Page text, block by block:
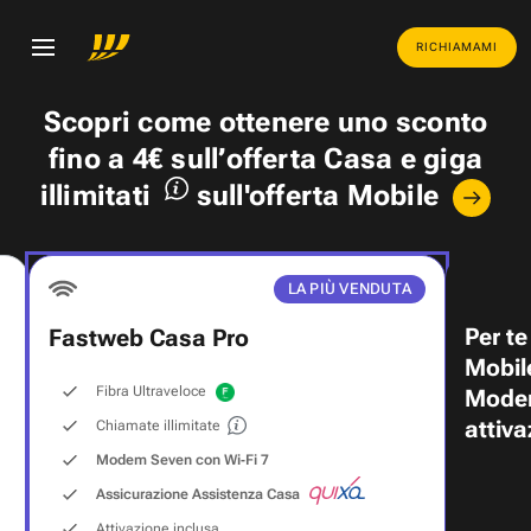
RICHIAMAMI
Scopri come ottenere uno sconto
fino a 4€ sull’offerta Casa egiga
illimitati
sull'offerta Mobile
LA PIÙ VENDUTA
Fastweb Casa Pro
Fibra Ultraveloce
Chiamate illimitate
Modem Seven con Wi‑Fi 7
Assicurazione Assistenza Casa
Per